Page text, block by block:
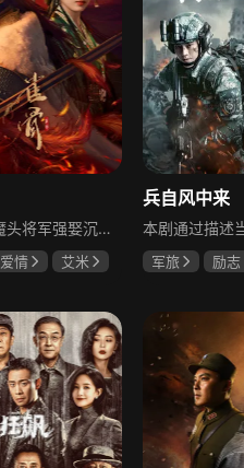
该剧讲述魔头将军强娶沉迷机关术的财迷假千金，两人从契约夫妻起步，在生死局中互扒马甲，爱意与杀意交织共生。过程中他们揭露朝堂阴谋，破解生死乱局，最终共同守护家国太平，融合了权谋、爱情、冒险等多重元素，情节跌宕起伏。
爱情
艾米
兵自风中来
军旅
励志